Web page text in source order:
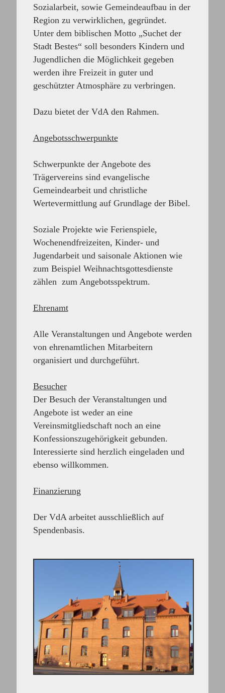
Sozialarbeit, sowie Gemeindeaufbau in der
Region zu verwirklichen, gegründet.
Unter dem biblischen Motto „Suchet der
Stadt Bestes“ soll besonders Kindern und
Jugendlichen die Möglichkeit gegeben
werden ihre Freizeit in guter und
geschützter Atmosphäre zu verbringen.
Dazu bietet der VdA den Rahmen.
Angebotsschwerpunkte
Schwerpunkte der Angebote des
Trägervereins sind evangelische
Gemeindearbeit und christliche
Wertevermittlung auf Grundlage der Bibel.
Soziale Projekte wie Ferienspiele,
Wochenendfreizeiten, Kinder- und
Jugendarbeit und saisonale Aktionen wie
zum Beispiel Weihnachtsgottesdienste
zählen zum Angebotsspektrum.
Ehrenamt
Alle Veranstaltungen und Angebote werden
von ehrenamtlichen Mitarbeitern
organisiert und durchgeführt.
Besucher
Der Besuch der Veranstaltungen und
Angebote ist weder an eine
Vereinsmitgliedschaft noch an eine
Konfessionszugehörigkeit gebunden.
Interessierte sind herzlich eingeladen und
ebenso willkommen.
Finanzierung
Der VdA arbeitet ausschließlich auf
Spendenbasis.